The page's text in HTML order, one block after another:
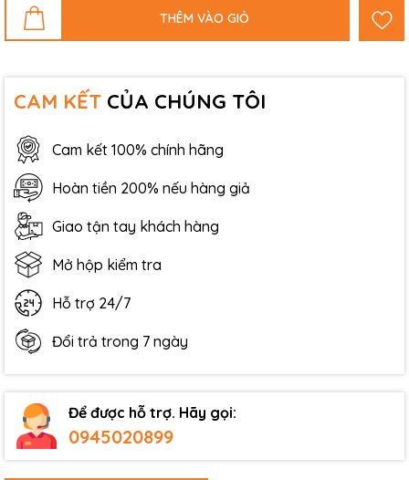
THÊM VÀO GIỎ
CAM KẾT CỦA CHÚNG TÔI
Cam kết 100% chính hãng
Hoàn tiền 200% nếu hàng giả
Giao tận tay khách hàng
Mở hộp kiểm tra
Hỗ trợ 24/7
Đổi trả trong 7 ngày
Để được hỗ trợ. Hãy gọi:
0945020899